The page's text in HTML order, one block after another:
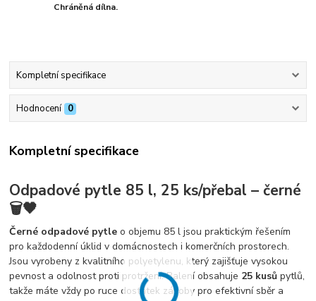
Chráněná dílna.
Kompletní specifikace
Hodnocení 0
Kompletní specifikace
Odpadové pytle 85 l, 25 ks/přebal – černé
🗑️🖤
Černé odpadové pytle o objemu 85 l jsou praktickým řešením
pro každodenní úklid v domácnostech i komerčních prostorech.
Jsou vyrobeny z kvalitního polyetylenu, který zajišťuje vysokou
pevnost a odolnost proti protržení. Balení obsahuje 25 kusů pytlů,
takže máte vždy po ruce dostatek zásoby pro efektivní sběr a